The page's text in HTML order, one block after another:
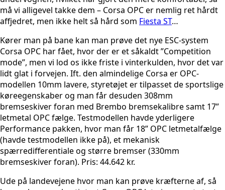
må vi alligevel takke dem – Corsa OPC er nemlig ret hårdt
affjedret, men ikke helt så hård som Fiesta ST…
Kører man på bane kan man prøve det nye ESC-system
Corsa OPC har fået, hvor der er et såkaldt ”Competition
mode”, men vi lod os ikke friste i vinterkulden, hvor det var
lidt glat i forvejen. Ift. den almindelige Corsa er OPC-
modellen 10mm lavere, styretøjet er tilpasset de sportslige
køreegenskaber og man får desuden 308mm
bremseskiver foran med Brembo bremsekalibre samt 17”
letmetal OPC fælge. Testmodellen havde yderligere
Performance pakken, hvor man får 18” OPC letmetalfælge
(havde testmodellen ikke på), et mekanisk
spærredifferentiale og større bremser (330mm
bremseskiver foran). Pris: 44.642 kr.
Ude på landevejene hvor man kan prøve kræfterne af, så